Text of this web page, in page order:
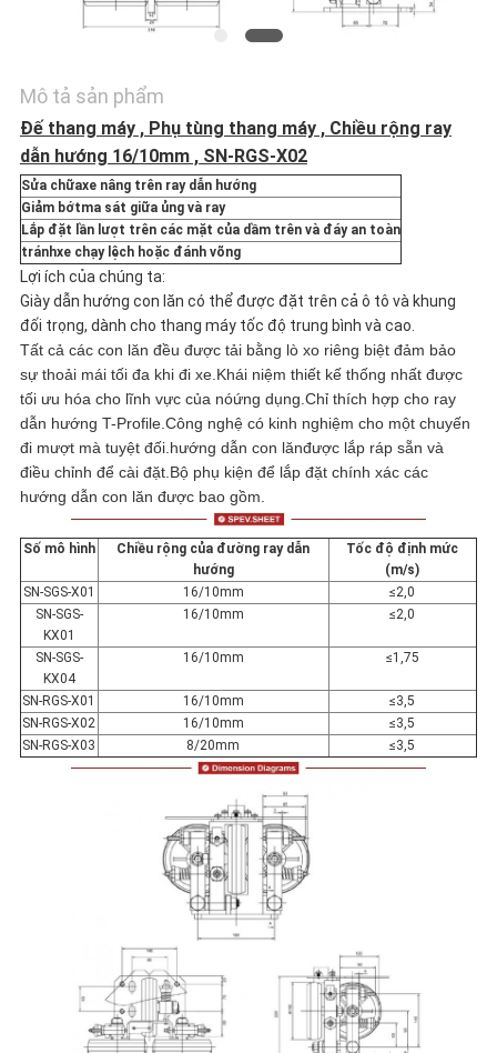
CÁC
TRƯỜNG
HỢP
SƠ
ĐỒ
TRANG
WEB
PRIVACY
Mô tả sản phẩm
Đế thang máy , Phụ tùng thang máy , Chiều rộng ray
dẫn hướng 16/10mm , SN-RGS-X02
Sửa chữaxe nâng trên ray dẫn hướng
Giảm bớtma sát giữa ủng và ray
Lắp đặt lần lượt trên các mặt của dầm trên và đáy an toàn
tránhxe chạy lệch hoặc đánh võng
Lợi ích của chúng ta:
Giày dẫn hướng con lăn có thể được đặt trên cả ô tô và khung
đối trọng, dành cho thang máy tốc độ trung bình và cao.
Tất cả các con lăn đều được tải bằng lò xo riêng biệt đảm bảo
sự thoải mái tối đa khi đi xe.Khái niệm thiết kế thống nhất được
tối ưu hóa cho lĩnh vực của nóứng dụng.Chỉ thích hợp cho ray
dẫn hướng T-Profile.Công nghệ có kinh nghiệm cho một chuyến
đi mượt mà tuyệt đối.hướng dẫn con lănđược lắp ráp sẵn và
điều chỉnh để cài đặt.Bộ phụ kiện để lắp đặt chính xác các
hướng dẫn con lăn được bao gồm.
Số mô hình
Chiều rộng của đường ray dẫn
hướng
Tốc độ định mức
(m/s)
SN-SGS-X01
16/10mm
≤2,0
SN-SGS-
KX01
16/10mm ≤2,0
SN-SGS-
KX04
16/10mm ≤1,75
SN-RGS-X01 16/10mm
≤3,5
SN-RGS-X02
16/10mm
≤3,5
SN-RGS-X03
8/20mm ≤3,5